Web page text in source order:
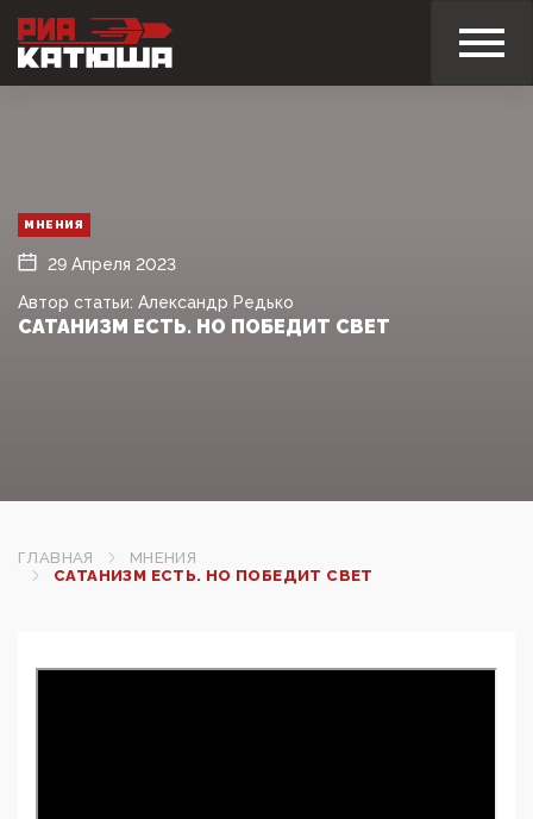
МНЕНИЯ
29 Апреля 2023
Автор статьи: Александр Редько
САТАНИЗМ ЕСТЬ. НО ПОБЕДИТ СВЕТ
ГЛАВНАЯ
МНЕНИЯ
САТАНИЗМ ЕСТЬ. НО ПОБЕДИТ СВЕТ